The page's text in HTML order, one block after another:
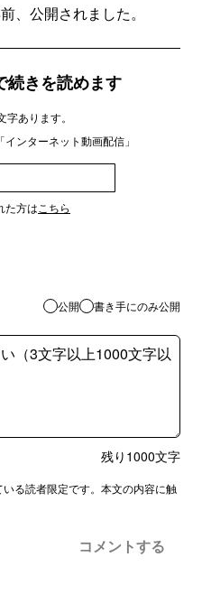
、公開されました。
続きを読めます
あります。
ンターネット動画配信」
た方は こちら
公開 書き手にのみ公開
残り 1000文字
る読者限定です。本文の内容に触
コメントする